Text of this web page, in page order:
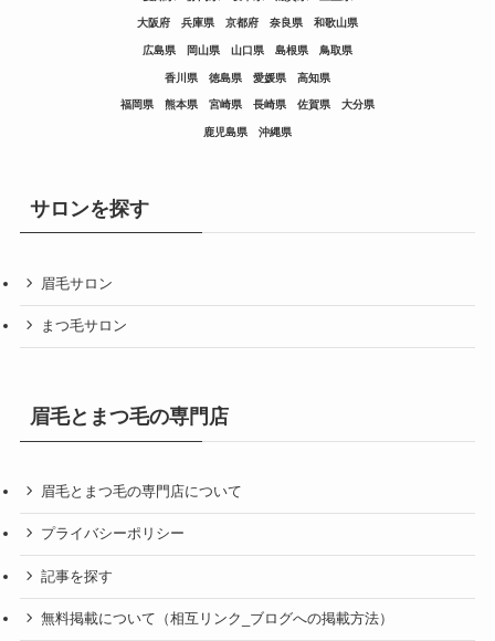
大阪府 兵庫県 京都府 奈良県 和歌山県
広島県 岡山県 山口県 島根県 鳥取県
香川県 徳島県 愛媛県 高知県
福岡県 熊本県 宮崎県 長崎県 佐賀県 大分県
鹿児島県 沖縄県
サロンを探す
眉毛サロン
まつ毛サロン
眉毛とまつ毛の専門店
眉毛とまつ毛の専門店について
プライバシーポリシー
記事を探す
無料掲載について（相互リンク_ブログへの掲載方法）